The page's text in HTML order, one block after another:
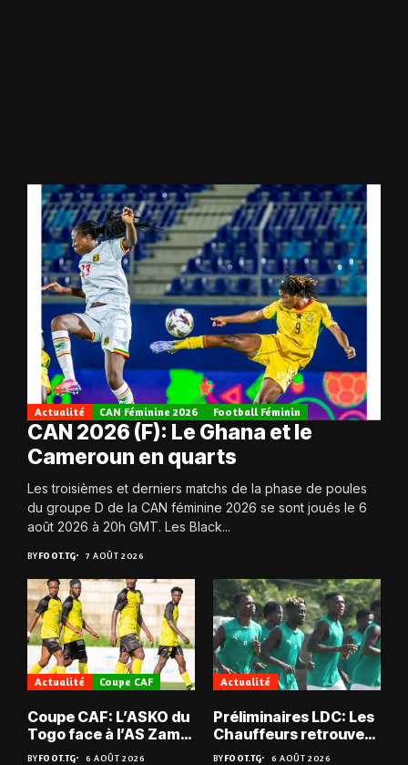
Actualité CAN Féminine 2026 Football Féminin
CAN 2026 (F): Le Ghana et le
Cameroun en quarts
Les troisièmes et derniers matchs de la phase de poules
du groupe D de la CAN féminine 2026 se sont joués le 6
août 2026 à 20h GMT. Les Black...
BYFOOT.TG 7 AOÛT 2026
Actualité Coupe CAF
Coupe CAF: L’ASKO du
Togo face à l’AS Zam
du Niger
BYFOOT.TG 6 AOÛT 2026
Actualité
Préliminaires LDC: Les
Chauffeurs retrouvent
les Mimos
BYFOOT.TG 6 AOÛT 2026